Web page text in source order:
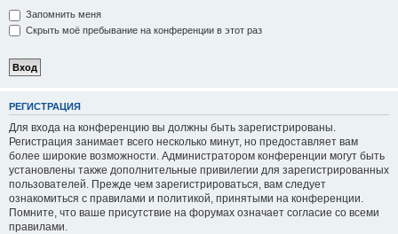
Запомнить меня
Скрыть моё пребывание на конференции в этот раз
РЕГИСТРАЦИЯ
Для входа на конференцию вы должны быть зарегистрированы.
Регистрация занимает всего несколько минут, но предоставляет вам
более широкие возможности. Администратором конференции могут быть
установлены также дополнительные привилегии для зарегистрированных
пользователей. Прежде чем зарегистрироваться, вам следует
ознакомиться с правилами и политикой, принятыми на конференции.
Помните, что ваше присутствие на форумах означает согласие со всеми
правилами.